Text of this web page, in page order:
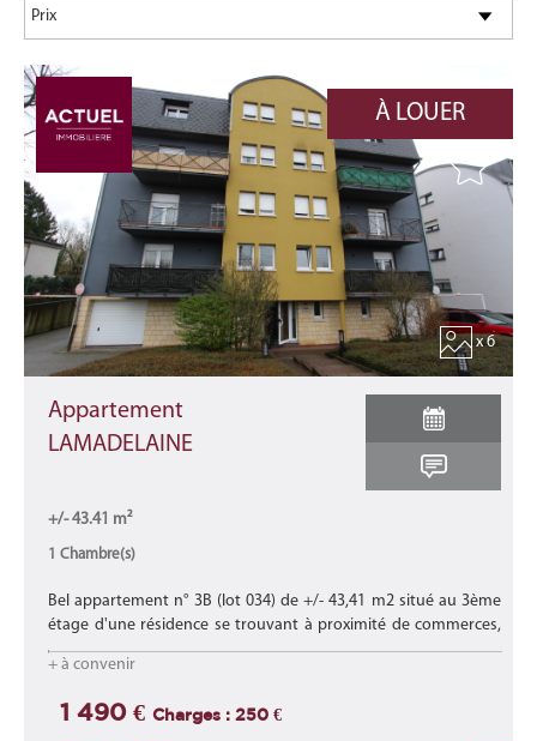
À LOUER
x 6
Appartement
LAMADELAINE
+/- 43.41 m²
1 Chambre(s)
Bel appartement n° 3B (lot 034) de +/- 43,41 m2 situé au 3ème
étage d'une résidence se trouvant à proximité de commerces,
d'écoles, des transports en commun et proche des axes
autoroutiers.
+ à convenir
1 490 € Charges : 250 €